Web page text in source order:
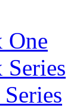
One